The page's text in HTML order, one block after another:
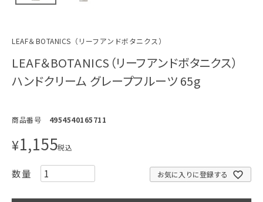
LEAF＆BOTANICS（リーフアンドボタニクス）
LEAF＆BOTANICS（リーフアンドボタニクス）
ハンドクリーム グレープフルーツ 65g
商品番号 4954540165711
¥1,155税込
お気に入りに登録する